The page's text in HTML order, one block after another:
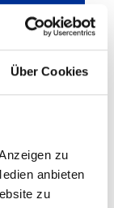
Über Cookies
zu
anbieten
zu